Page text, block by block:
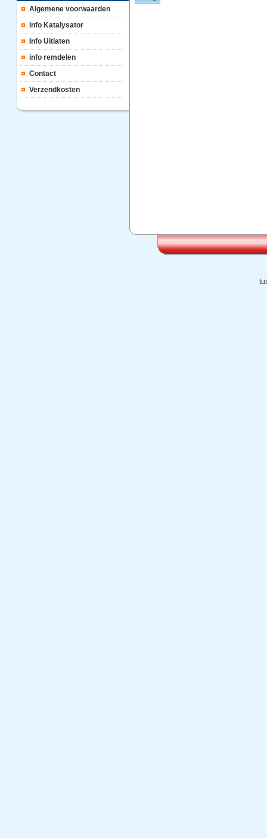
Algemene voorwaarden
info Katalysator
Info Uitlaten
info remdelen
Contact
Verzendkosten